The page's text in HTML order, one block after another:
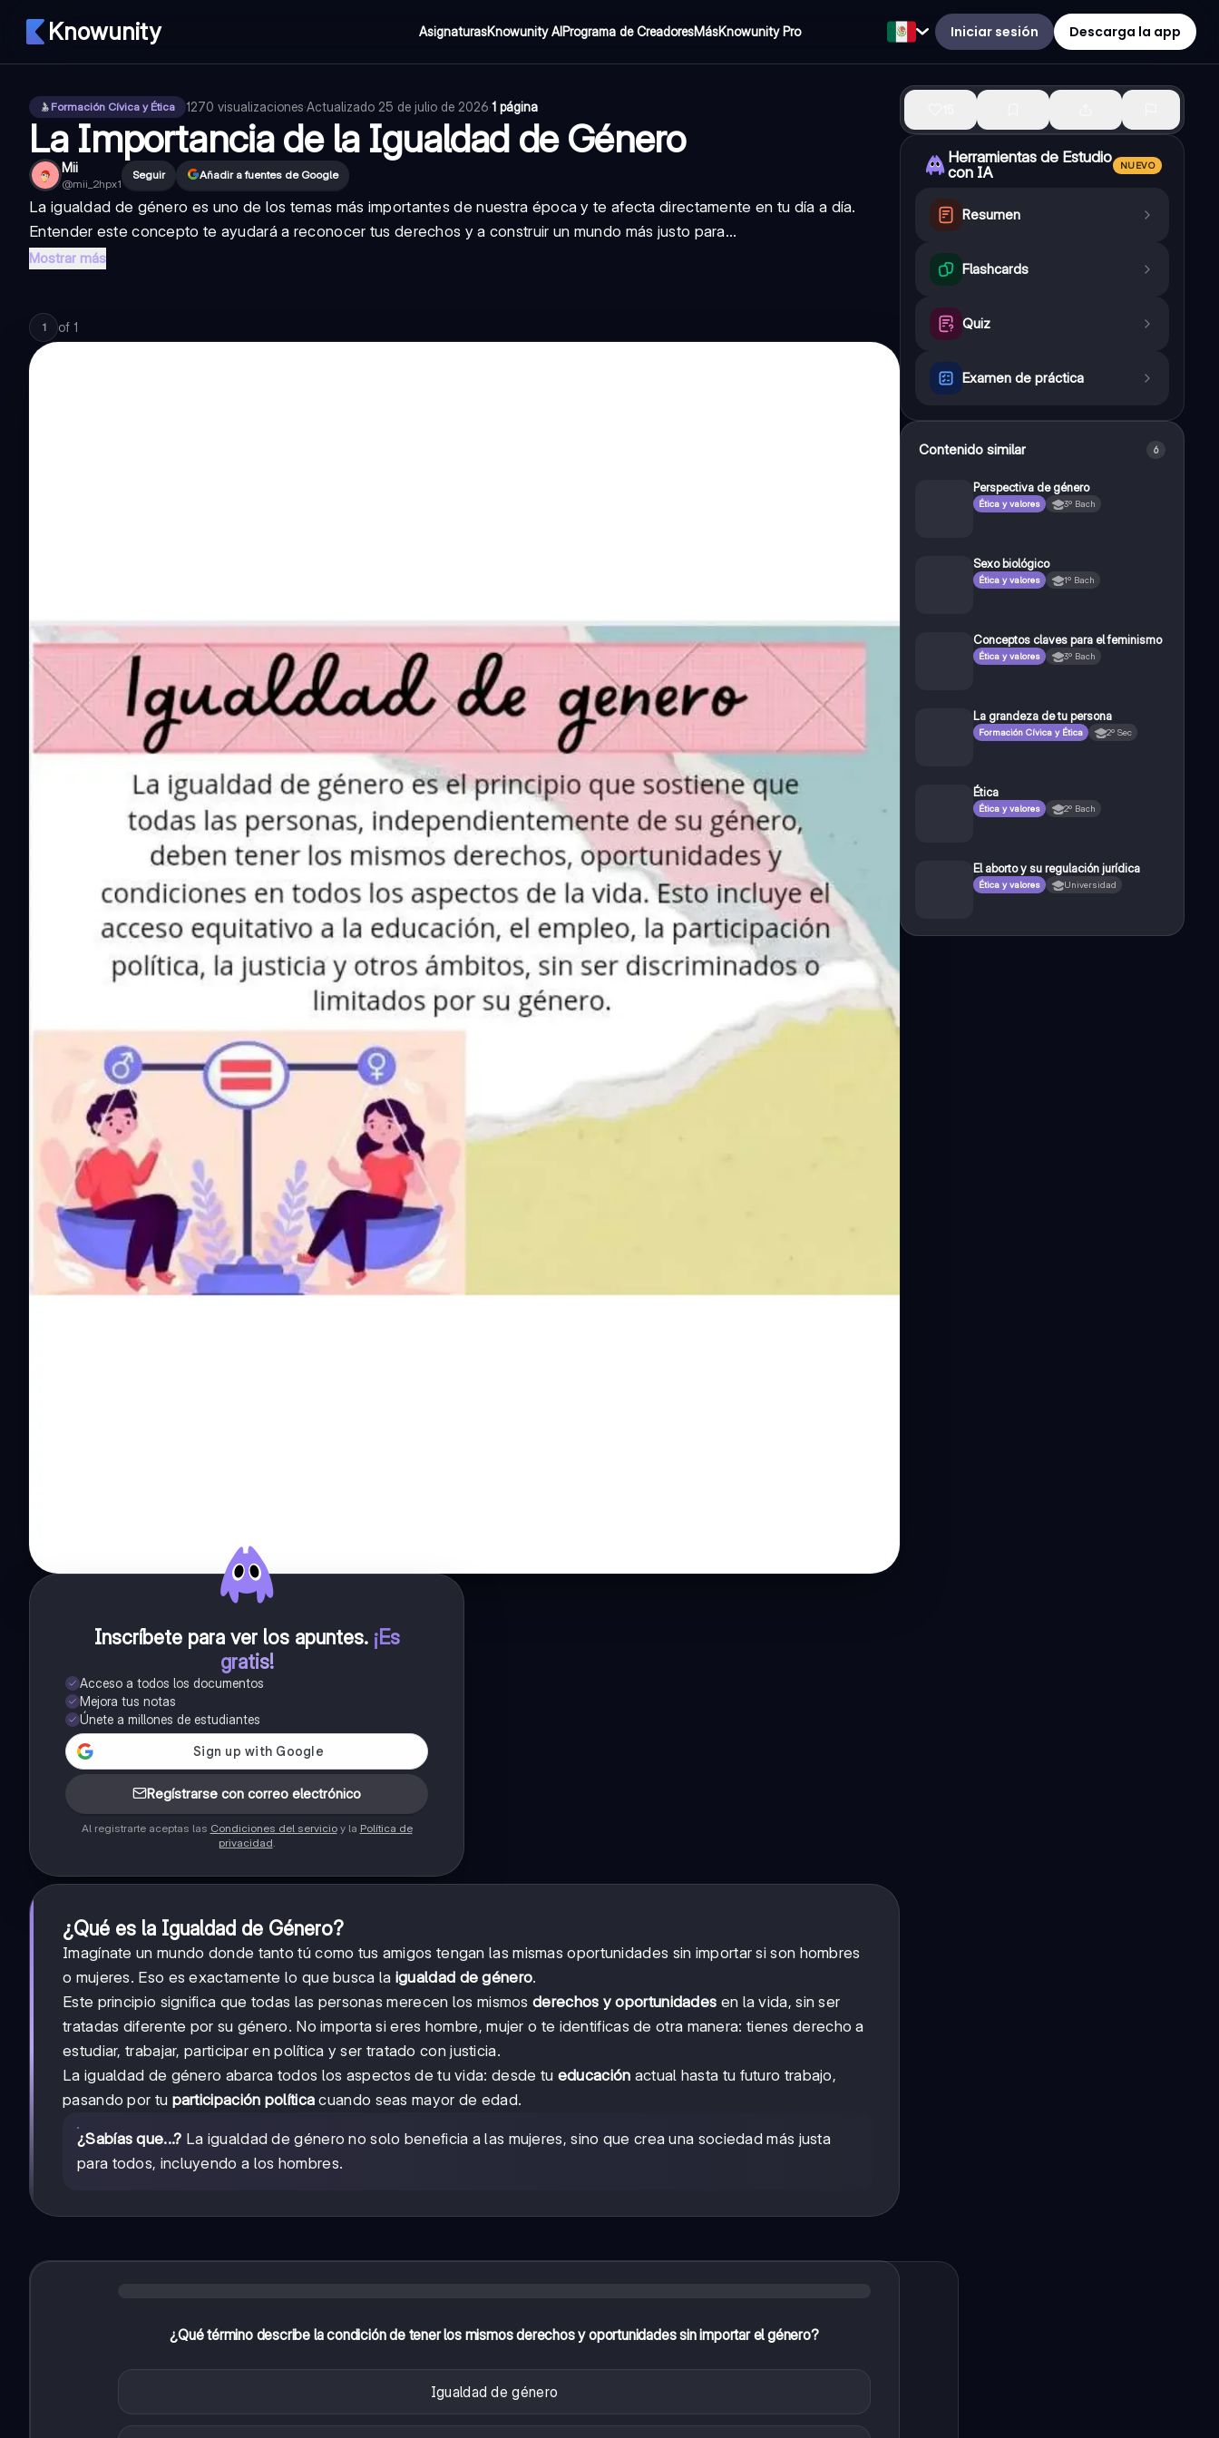
Knowunity AsignaturasKnowunity AIPrograma de CreadoresMásKnowunity Pro Iniciar sesión Descarga la app
Formación Cívica y Ética 1270 visualizaciones·Actualizado 25 de julio de 2026·1 página
La Importancia de la Igualdad de Género
Mii
@mii_2hpx1
Seguir Añadir a fuentes de Google
La igualdad de género es uno de los temas más importantes de nuestra época y te afecta directamente en tu día a día.
Entender este concepto te ayudará a reconocer tus derechos y a construir un mundo más justo para...
Mostrar más
1 of 1
Inscríbete para ver los apuntes. ¡Es
gratis!
Acceso a todos los documentos
Mejora tus notas
Únete a millones de estudiantes
Regístrarse con correo electrónico
Al registrarte aceptas las Condiciones del servicioy la Política de
privacidad.
¿Qué es la Igualdad de Género?
Imagínate un mundo donde tanto tú como tus amigos tengan las mismas oportunidades sin importar si son hombres
o mujeres. Eso es exactamente lo que busca la igualdad de género.
Este principio significa que todas las personas merecen los mismosderechos y oportunidades en la vida, sin ser
tratadas diferente por su género. No importa si eres hombre, mujer o te identificas de otra manera: tienes derecho a
estudiar, trabajar, participar en política y ser tratado con justicia.
La igualdad de género abarca todos los aspectos de tu vida: desde tu educación actual hasta tu futuro trabajo,
pasando por tu participación política cuando seas mayor de edad.
¿Sabías que...? La igualdad de género no solo beneficia a las mujeres, sino que crea una sociedad más justa
para todos, incluyendo a los hombres.
¿Qué término describe la condición de tener los mismos derechos y oportunidades sin importar el género?
Igualdad de género
Herramientas de Estudio
con IA
NUEVO
Resumen
Flashcards
Quiz
Examen de práctica
Contenido similar 6
Perspectiva de género
Ética y valores 3º Bach
Sexo biológico
Ética y valores 1º Bach
Conceptos claves para el feminismo
Ética y valores 3º Bach
La grandeza de tu persona
Formación Cívica y Ética 2º Sec
Ética
Ética y valores 2º Bach
El aborto y su regulación jurídica
Ética y valores Universidad